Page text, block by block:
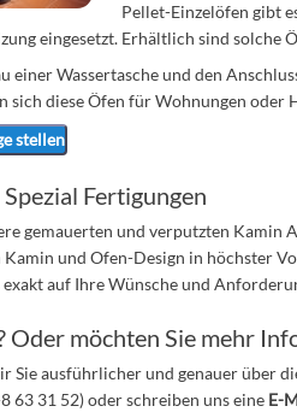
Pellet-Einzelöfen gibt
eingesetzt. Erhältlich sind solche
einer Wassertasche und den
sich diese Öfen für Wohnungen
stellen
Fertigungen
gemauerten und verputzten Kamin
und Ofen-Design in höchster
exakt auf Ihre Wünsche und
Oder möchten Sie mehr
Sie ausführlicher und genauer über
63 31 52) oder schreiben uns eine E-